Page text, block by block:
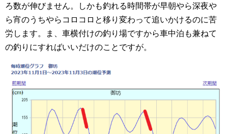
ろ数が伸びません。しかも釣れる時間帯が早朝やら深夜や
ら宵のうちやらコロコロと移り変わって追いかけるのに苦
労します。ま、車横付けの釣り場ですから車中泊も兼ねて
の釣りにすればいいだけのことですが。